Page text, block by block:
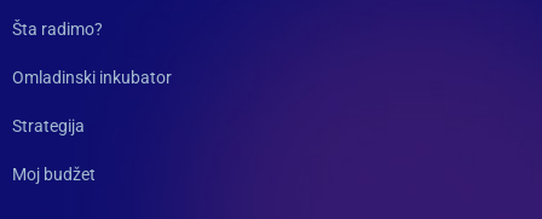
Šta radimo?
Omladinski inkubator
Strategija
Moj budžet